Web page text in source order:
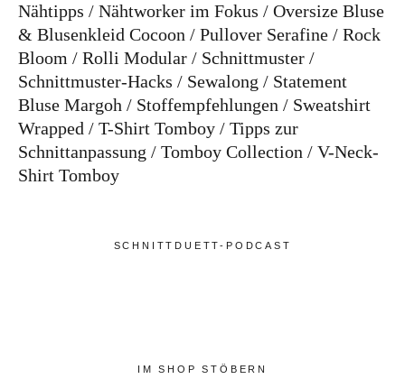
Nähtipps
Nähtworker im Fokus
Oversize Bluse
& Blusenkleid Cocoon
Pullover Serafine
Rock
Bloom
Rolli Modular
Schnittmuster
Schnittmuster-Hacks
Sewalong
Statement
Bluse Margoh
Stoffempfehlungen
Sweatshirt
Wrapped
T-Shirt Tomboy
Tipps zur
Schnittanpassung
Tomboy Collection
V-Neck-
Shirt Tomboy
SCHNITTDUETT-PODCAST
IM SHOP STÖBERN